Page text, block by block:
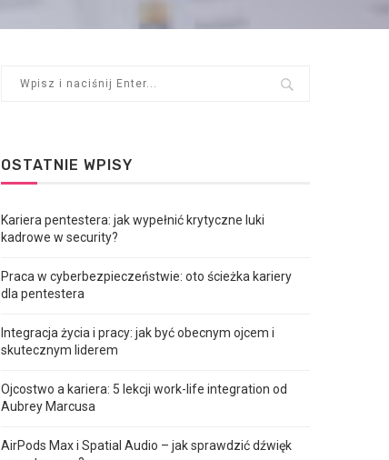
OSTATNIE WPISY
Kariera pentestera: jak wypełnić krytyczne luki
kadrowe w security?
Praca w cyberbezpieczeństwie: oto ścieżka kariery
dla pentestera
Integracja życia i pracy: jak być obecnym ojcem i
skutecznym liderem
Ojcostwo a kariera: 5 lekcji work-life integration od
Aubrey Marcusa
AirPods Max i Spatial Audio – jak sprawdzić dźwięk